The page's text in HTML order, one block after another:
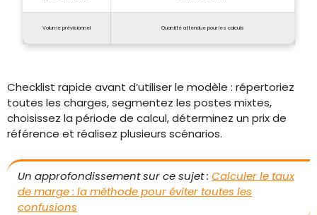
Volume prévisionnel Quantité attendue pour les calculs
Checklist rapide avant d’utiliser le modèle : répertoriez
toutes les charges, segmentez les postes mixtes,
choisissez la période de calcul, déterminez un prix de
référence et réalisez plusieurs scénarios.
Un approfondissement sur ce sujet : Calculer le taux
de marge : la méthode pour éviter toutes les
confusions